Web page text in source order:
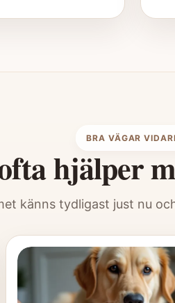
BRA VÄGAR
hjälper
känns tydligast just nu